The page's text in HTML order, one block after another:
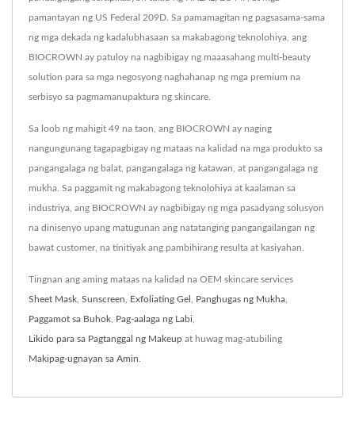
pamantayan ng US Federal 209D. Sa pamamagitan ng pagsasama-sama
ng mga dekada ng kadalubhasaan sa makabagong teknolohiya, ang
BIOCROWN ay patuloy na nagbibigay ng maaasahang multi-beauty
solution para sa mga negosyong naghahanap ng mga premium na
serbisyo sa pagmamanupaktura ng skincare.
Sa loob ng mahigit 49 na taon, ang BIOCROWN ay naging
nangungunang tagapagbigay ng mataas na kalidad na mga produkto sa
pangangalaga ng balat, pangangalaga ng katawan, at pangangalaga ng
mukha. Sa paggamit ng makabagong teknolohiya at kaalaman sa
industriya, ang BIOCROWN ay nagbibigay ng mga pasadyang solusyon
na dinisenyo upang matugunan ang natatanging pangangailangan ng
bawat customer, na tinitiyak ang pambihirang resulta at kasiyahan.
Tingnan ang aming mataas na kalidad na OEM skincare services
Sheet Mask Sunscreen Exfoliating Gel Panghugas ng Mukha
Paggamot sa Buhok Pag-aalaga ng Labi
Likido para sa Pagtanggal ng Makeup at huwag mag-atubiling
Makipag-ugnayan sa Amin